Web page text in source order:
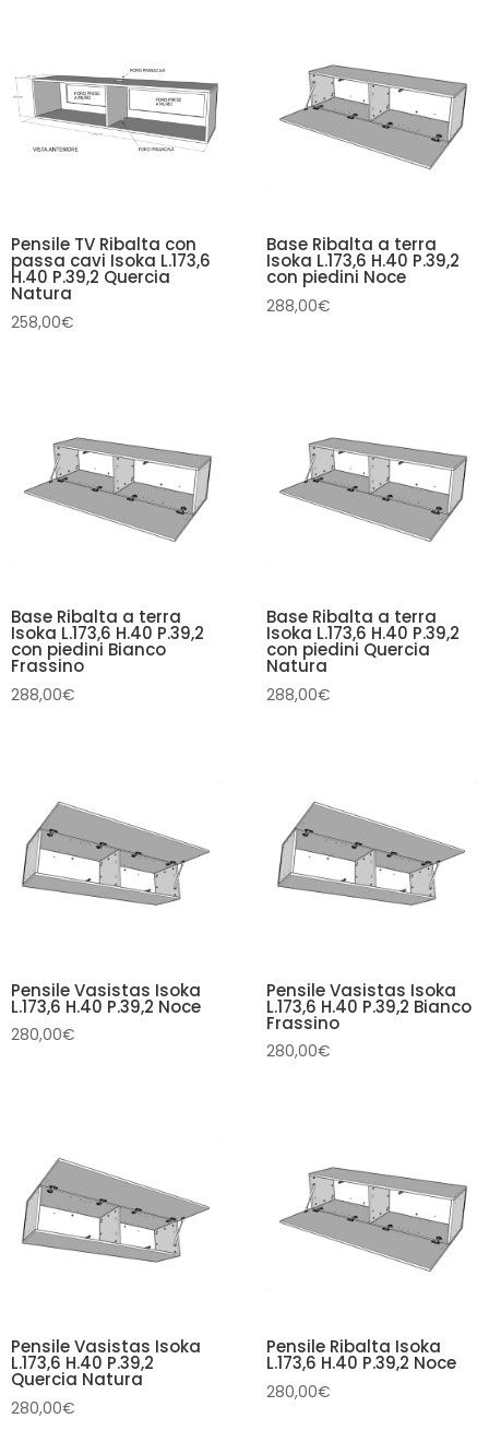
Pensile TV Ribalta con
passa cavi Isoka L.173,6
H.40 P.39,2 Quercia
Natura
258,00€
Base Ribalta a terra
Isoka L.173,6 H.40 P.39,2
con piedini Noce
288,00€
Base Ribalta a terra
Isoka L.173,6 H.40 P.39,2
con piedini Bianco
Frassino
288,00€
Base Ribalta a terra
Isoka L.173,6 H.40 P.39,2
con piedini Quercia
Natura
288,00€
Pensile Vasistas Isoka
L.173,6 H.40 P.39,2 Noce
280,00€
Pensile Vasistas Isoka
L.173,6 H.40 P.39,2 Bianco
Frassino
280,00€
Pensile Vasistas Isoka
L.173,6 H.40 P.39,2
Quercia Natura
280,00€
Pensile Ribalta Isoka
L.173,6 H.40 P.39,2 Noce
280,00€